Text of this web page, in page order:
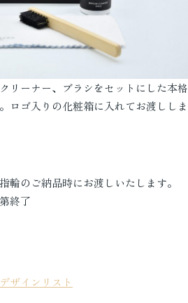
リーナー、ブラシをセットにした本格
ロゴ入りの化粧箱に入れてお渡ししま
輪のご納品時にお渡しいたします。
終了
ザインリスト